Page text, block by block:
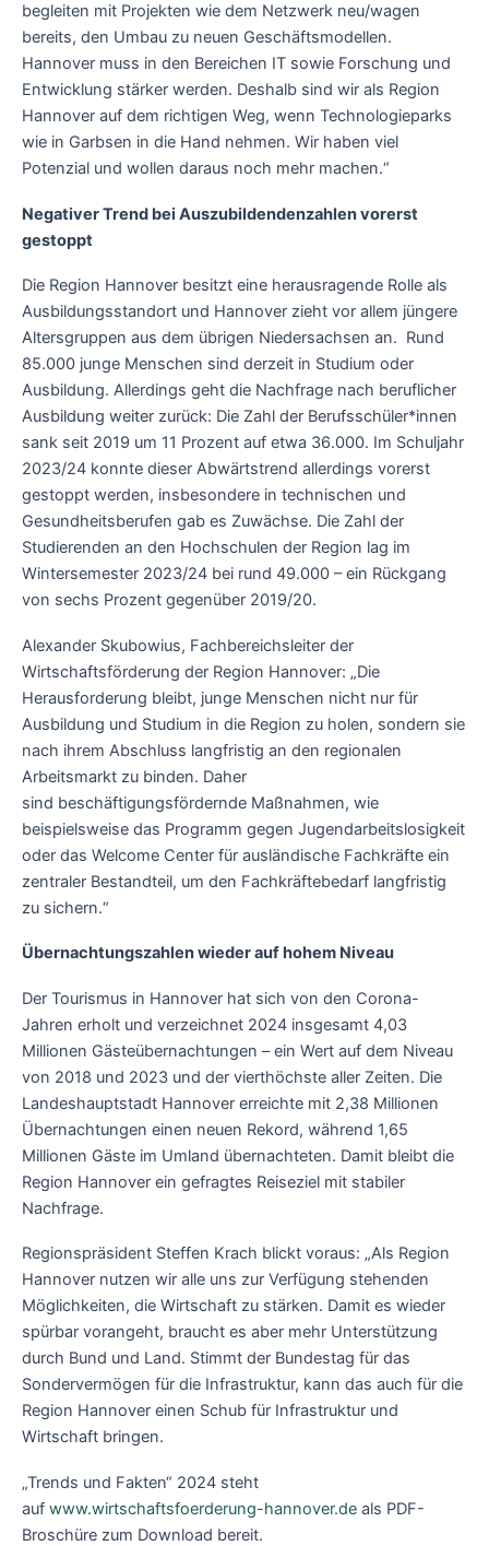
begleiten mit Projekten wie dem Netzwerk neu/wagen
bereits, den Umbau zu neuen Geschäftsmodellen.
Hannover muss in den Bereichen IT sowie Forschung und
Entwicklung stärker werden. Deshalb sind wir als Region
Hannover auf dem richtigen Weg, wenn Technologieparks
wie in Garbsen in die Hand nehmen. Wir haben viel
Potenzial und wollen daraus noch mehr machen.“
Negativer Trend bei Auszubildendenzahlen vorerst
gestoppt
Die Region Hannover besitzt eine herausragende Rolle als
Ausbildungsstandort und Hannover zieht vor allem jüngere
Altersgruppen aus dem übrigen Niedersachsen an. Rund
85.000 junge Menschen sind derzeit in Studium oder
Ausbildung. Allerdings geht die Nachfrage nach beruflicher
Ausbildung weiter zurück: Die Zahl der Berufsschüler*innen
sank seit 2019 um 11 Prozent auf etwa 36.000. Im Schuljahr
2023/24 konnte dieser Abwärtstrend allerdings vorerst
gestoppt werden, insbesondere in technischen und
Gesundheitsberufen gab es Zuwächse. Die Zahl der
Studierenden an den Hochschulen der Region lag im
Wintersemester 2023/24 bei rund 49.000 – ein Rückgang
von sechs Prozent gegenüber 2019/20.
Alexander Skubowius, Fachbereichsleiter der
Wirtschaftsförderung der Region Hannover: „Die
Herausforderung bleibt, junge Menschen nicht nur für
Ausbildung und Studium in die Region zu holen, sondern sie
nach ihrem Abschluss langfristig an den regionalen
Arbeitsmarkt zu binden. Daher
sind beschäftigungsfördernde Maßnahmen, wie
beispielsweise das Programm gegen Jugendarbeitslosigkeit
oder das Welcome Center für ausländische Fachkräfte ein
zentraler Bestandteil, um den Fachkräftebedarf langfristig
zu sichern.“
Übernachtungszahlen wieder auf hohem Niveau
Der Tourismus in Hannover hat sich von den Corona-
Jahren erholt und verzeichnet 2024 insgesamt 4,03
Millionen Gästeübernachtungen – ein Wert auf dem Niveau
von 2018 und 2023 und der vierthöchste aller Zeiten. Die
Landeshauptstadt Hannover erreichte mit 2,38 Millionen
Übernachtungen einen neuen Rekord, während 1,65
Millionen Gäste im Umland übernachteten. Damit bleibt die
Region Hannover ein gefragtes Reiseziel mit stabiler
Nachfrage.
Regionspräsident Steffen Krach blickt voraus: „Als Region
Hannover nutzen wir alle uns zur Verfügung stehenden
Möglichkeiten, die Wirtschaft zu stärken. Damit es wieder
spürbar vorangeht, braucht es aber mehr Unterstützung
durch Bund und Land. Stimmt der Bundestag für das
Sondervermögen für die Infrastruktur, kann das auch für die
Region Hannover einen Schub für Infrastruktur und
Wirtschaft bringen.
„Trends und Fakten“ 2024 steht
auf www.wirtschaftsfoerderung-hannover.de als PDF-
Broschüre zum Download bereit.